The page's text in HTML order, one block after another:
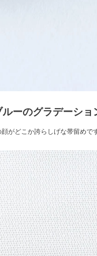
ルーのグラデーショ
がどこか誇らしげな帯留めで